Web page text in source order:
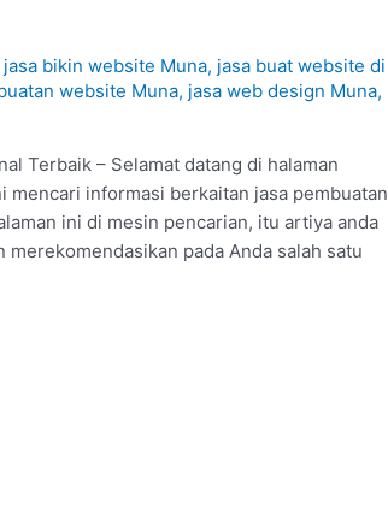
jasa bikin website Muna, jasa buat website di
website Muna, jasa web design Muna,
Terbaik – Selamat datang di halaman
mencari informasi berkaitan jasa pembuatan
ini di mesin pencarian, itu artiya anda
merekomendasikan pada Anda salah satu